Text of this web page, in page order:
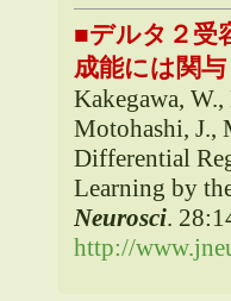
■デルタ２受
成能には関
Kakegawa,
Motohashi, J.,
Differential
Learning by
Neurosci.
http://